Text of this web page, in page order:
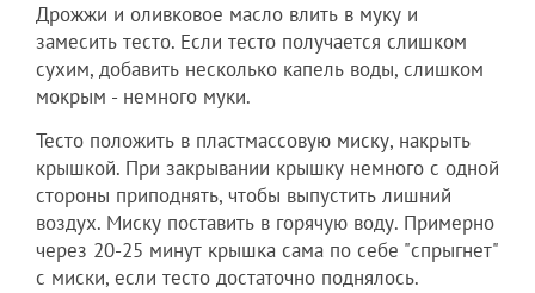
Дрожжи и оливковое масло влить в муку и
замесить тесто. Если тесто получается слишком
сухим, добавить несколько капель воды, слишком
мокрым - немного муки.
Тесто положить в пластмассовую миску, накрыть
крышкой. При закрывании крышку немного с одной
стороны приподнять, чтобы выпустить лишний
воздух. Миску поставить в горячую воду. Примерно
через 20-25 минут крышка сама по себе "спрыгнет"
с миски, если тесто достаточно поднялось.